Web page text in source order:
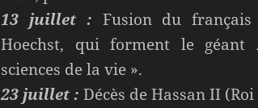
13 juillet : Fusion du français
Hoechst, qui forment le géant
sciences de la vie ».
23 juillet : Décès de Hassan II